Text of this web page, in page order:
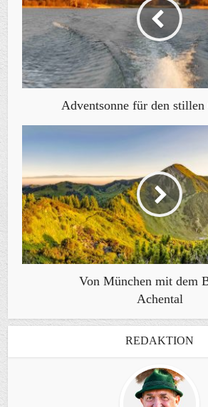
Adventsonne für den stillen
Von München mit dem
Achental
REDAKTION